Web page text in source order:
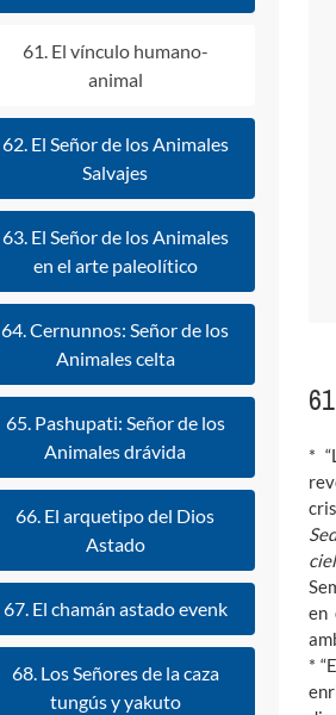
*
en
*
61. El vínculo humano-
animal
62. El Señor de los Animales
Salvajes
63. El Señor de los Animales
en el arte paleolítico
64. Cernunnos: Señor de los
Animales celta
65. Pashupati: Señor de los
Animales drávida
66. El arquetipo del Dios
Astado
67. El chamán astado evenk
68. Los Señores de la caza
tungús y yakuto